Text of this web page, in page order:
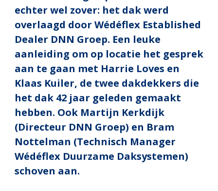
echter wel zover: het dak werd
overlaagd door Wédéflex Established
Dealer DNN Groep. Een leuke
aanleiding om op locatie het gesprek
aan te gaan met Harrie Loves en
Klaas Kuiler, de twee dakdekkers die
het dak 42 jaar geleden gemaakt
hebben. Ook Martijn Kerkdijk
(Directeur DNN Groep) en Bram
Nottelman (Technisch Manager
Wédéflex Duurzame Daksystemen)
schoven aan.